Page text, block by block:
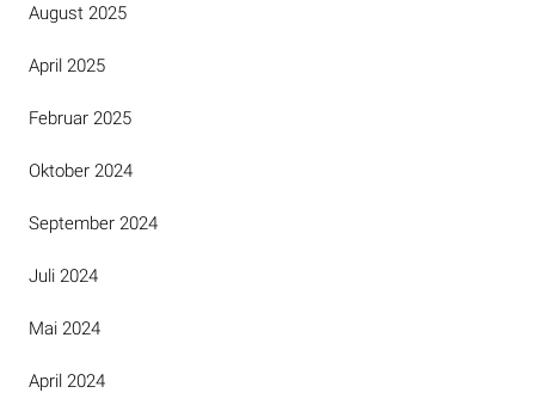
August 2025
April 2025
Februar 2025
Oktober 2024
September 2024
Juli 2024
Mai 2024
April 2024